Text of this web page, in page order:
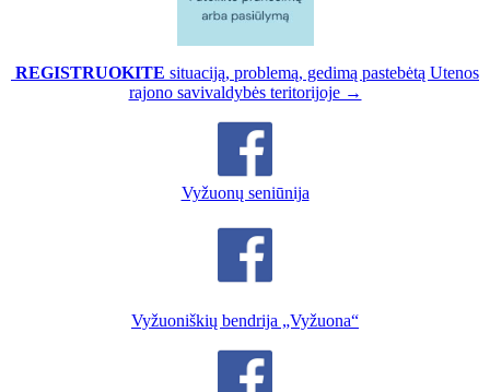
REGISTRUOKITE situaciją, problemą, gedimą pastebėtą Utenos
rajono savivaldybės teritorijoje →
Vyžuonų seniūnija
Vyžuoniškių bendrija „Vyžuona“